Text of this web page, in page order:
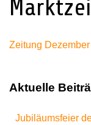
Zeitung
Aktuelle
Jubiläumsfeier